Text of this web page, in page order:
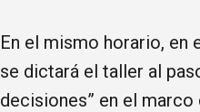
En el mismo horario, en
se dictará el taller al
decisiones” en el